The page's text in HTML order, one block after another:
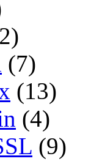
(7)
(13)
(4)
(9)